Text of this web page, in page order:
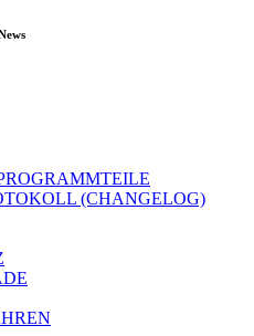
(CHANGELOG)